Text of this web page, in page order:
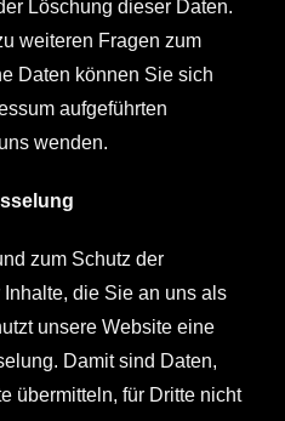
Löschung dieser Daten.
weiteren Fragen zum
Daten können Sie sich
aufgeführten
wenden.
zum Schutz der
die Sie an uns als
unsere Website eine
Damit sind Daten,
übermitteln, für Dritte nicht